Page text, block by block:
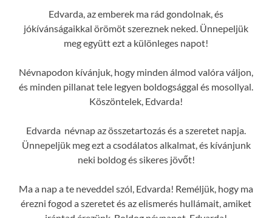
Edvarda, az emberek ma rád gondolnak, és
jókívánságaikkal örömöt szereznek neked. Ünnepeljük
meg együtt ezt a különleges napot!
Névnapodon kívánjuk, hogy minden álmod valóra váljon,
és minden pillanat tele legyen boldogsággal és mosollyal.
Köszöntelek, Edvarda!
Edvarda névnap az összetartozás és a szeretet napja.
Ünnepeljük meg ezt a csodálatos alkalmat, és kívánjunk
neki boldog és sikeres jövőt!
Ma a nap a te neveddel szól, Edvarda! Reméljük, hogy ma
érezni fogod a szeretet és az elismerés hullámait, amiket